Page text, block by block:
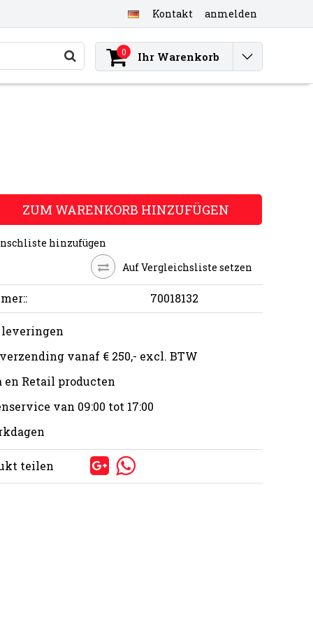
Kontakt anmelden
0 Ihr Warenkorb
ZUM WARENKORB HINZUFÜGEN
hinzufügen
Auf Vergleichsliste setzen
70018132
vanaf € 250,- excl. BTW
en Retail producten
van 09:00 tot 17:00
teilen